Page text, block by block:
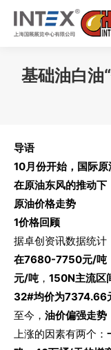
基础油白油
导语
10月份开始，国际
在原油东风的推动下
原油价格走势
1价格回顾
据卓创资讯数据统计
在7680-7750元/吨
元/吨 ， 150N主流
32#均价为7374.66
至今， 油价偏强走
上涨的因素有两个：